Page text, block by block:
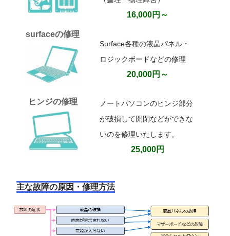
16,000円～
surfaceの修理
Surface各種の液晶パネル・
ロジックボードなどの修理
20,000円～
ヒンジの修理
ノートパソコンのヒンジ部分
が破損して開閉などができな
いのを修理いたします。
25,000円
主な故障の原因・修理方法